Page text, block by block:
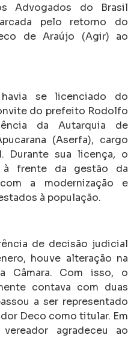
Advogados do Brasil
pelo retorno do
de Araújo (Agir) ao
se licenciado do
do prefeito Rodolfo
da Autarquia de
(Aserfa), cargo
Durante sua licença, o
à frente da gestão da
a modernização e
à população.
de decisão judicial
houve alteração na
Câmara. Com isso, o
contava com duas
a ser representado
Deco como titular. Em
agradeceu ao